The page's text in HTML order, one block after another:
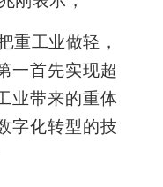
重工业做轻，
一首先实现超
业带来的重体
字化转型的技